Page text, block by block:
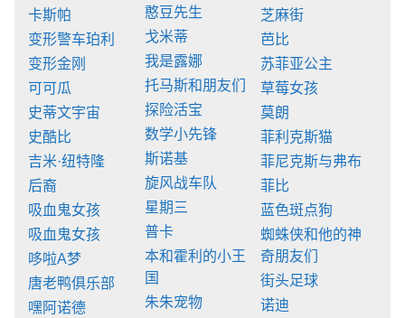
卡斯帕
变形警车珀利
变形金刚
可可瓜
史蒂文宇宙
史酷比
吉米·纽特隆
后裔
吸血鬼女孩
吸血鬼女孩
哆啦A梦
唐老鸭俱乐部
嘿阿诺德
憨豆先生
戈米蒂
我是露娜
托马斯和朋友们
探险活宝
数学小先锋
斯诺基
旋风战车队
星期三
普卡
本和霍利的小王
国
朱朱宠物
芝麻街
芭比
苏菲亚公主
草莓女孩
莫朗
菲利克斯猫
菲尼克斯与弗布
菲比
蓝色斑点狗
蜘蛛侠和他的神
奇朋友们
街头足球
诺迪